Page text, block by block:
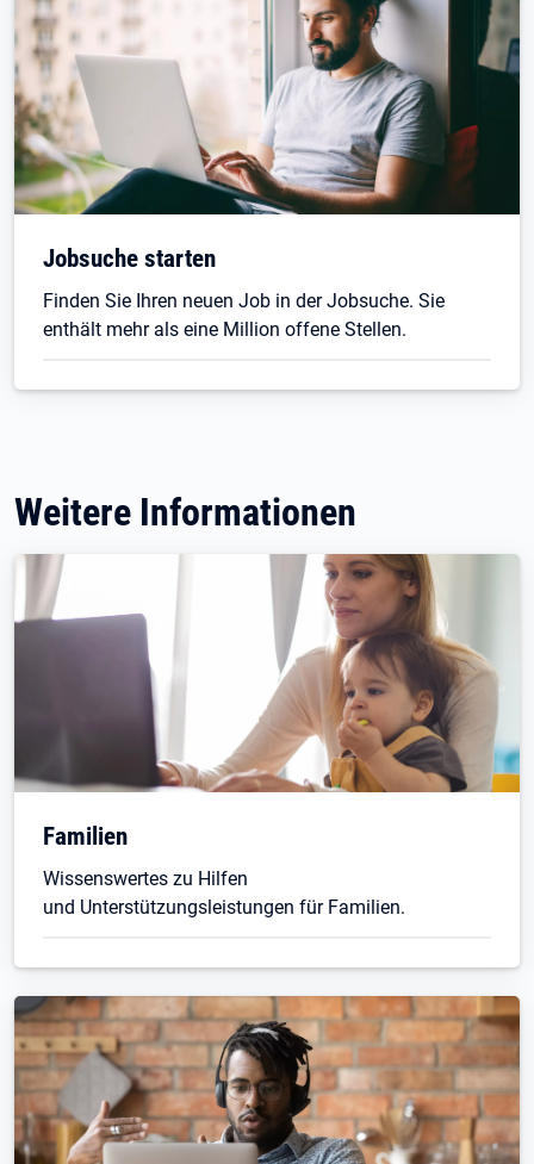
Jobsuche starten
Finden Sie Ihren neuen Job in der Jobsuche. Sie
enthält mehr als eine Million offene Stellen.
Weitere Informationen
Familien
Wissenswertes zu Hilfen
und Unterstützungsleistungen für Familien.